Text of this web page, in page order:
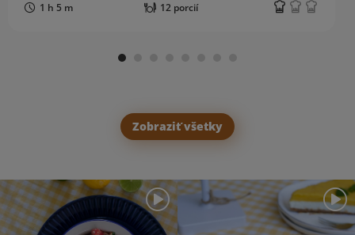
1 h 5 m 12 porcií
Zobraziť všetky